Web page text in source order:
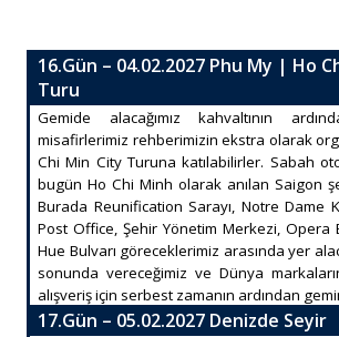
16.Gün – 04.02.2027 Phu My | Ho
Turu
Gemide alacağımız kahvaltının
misafirlerimiz rehberimizin ekstra olarak
Chi Min City Turuna katılabilirler. Sabah
bugün Ho Chi Minh olarak anılan Saigon
Burada Reunification Sarayı, Notre Dame
Post Office, Şehir Yönetim Merkezi, Opera
Hue Bulvarı göreceklerimiz arasında yer
sonunda vereceğimiz ve Dünya
alışveriş için serbest zamanın ardından
17.Gün – 05.02.2027 Denizde Seyir